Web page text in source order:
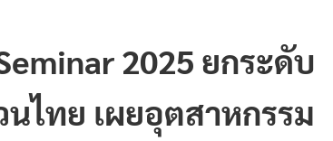
2025 ยกระดับ
ไทย เผยอุตสาหกรรม